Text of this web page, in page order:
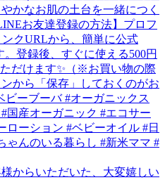
からいただいた、大変嬉しい